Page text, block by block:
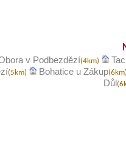
v Podbezdězí(4km)
(5km) Bohatice u Zákup
Důl